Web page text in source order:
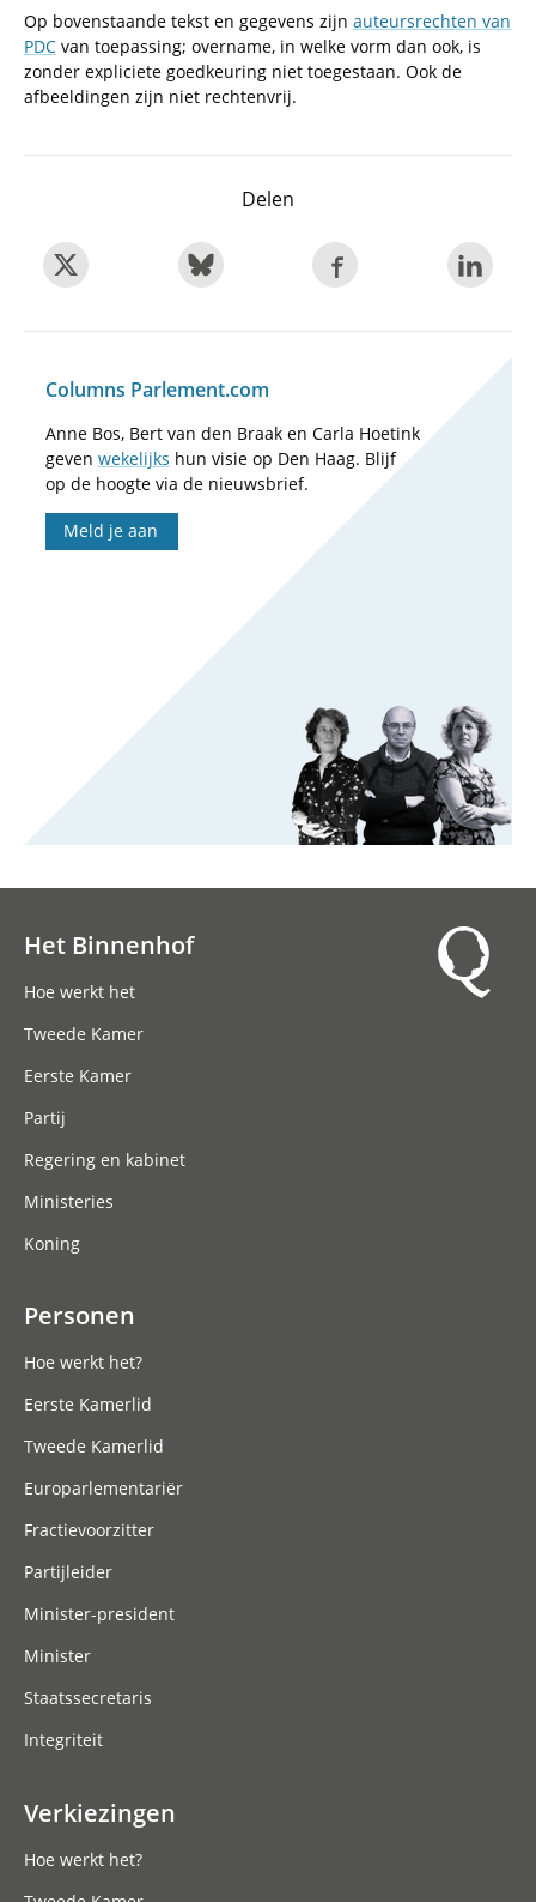
Op bovenstaande tekst en gegevens zijn auteursrechten van
PDC van toepassing; overname, in welke vorm dan ook, is
zonder expliciete goedkeuring niet toegestaan. Ook de
afbeeldingen zijn niet rechtenvrij.
Delen
Columns Parlement.com
Anne Bos, Bert van den Braak en Carla Hoetink
geven wekelijks hun visie op Den Haag. Blijf
op de hoogte via de nieuwsbrief.
Meld je aan
Het Binnenhof
Hoe werkt het
Tweede Kamer
Eerste Kamer
Partij
Regering en kabinet
Ministeries
Koning
Personen
Hoe werkt het?
Eerste Kamerlid
Tweede Kamerlid
Europarlementariër
Fractievoorzitter
Partijleider
Minister-president
Minister
Staatssecretaris
Integriteit
Verkiezingen
Hoe werkt het?